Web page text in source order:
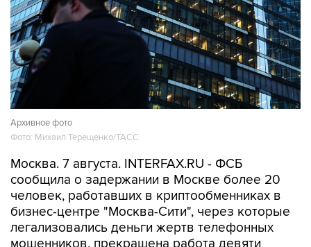
Архивное фото
Фото: Михаил Терещенко/ТАСС
Москва. 7 августа. INTERFAX.RU - ФСБ
человек, работавших в криптообменниках в
бизнес-центре "Москва-Сити", через которые
легализовались деньги жертв телефонных
мошенников, прекращена работа девяти
обменных пунктов.